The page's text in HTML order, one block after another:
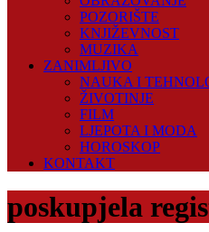
POZORIŠTE
KNJIŽEVNOST
MUZIKA
ZANIMLJIVO
NAUKA I
ŽIVOTINJE
FILM
LJEPOTA I MODA
HOROSKOP
KONTAKT
poskupjela